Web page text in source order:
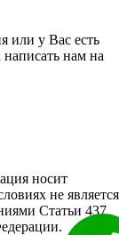
или у Вас есть
нам на
носит
не является
Статьи 437